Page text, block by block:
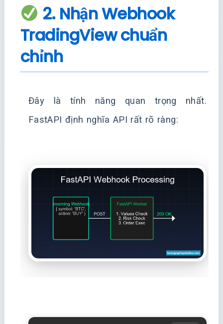
2. Nhận Webhook
TradingView chuẩn
chỉnh
Đây là tính năng quan trọng nhất.
FastAPI định nghĩa API rất rõ ràng: